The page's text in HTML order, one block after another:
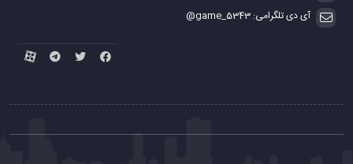
آی دی تلگرامی: game_5343@